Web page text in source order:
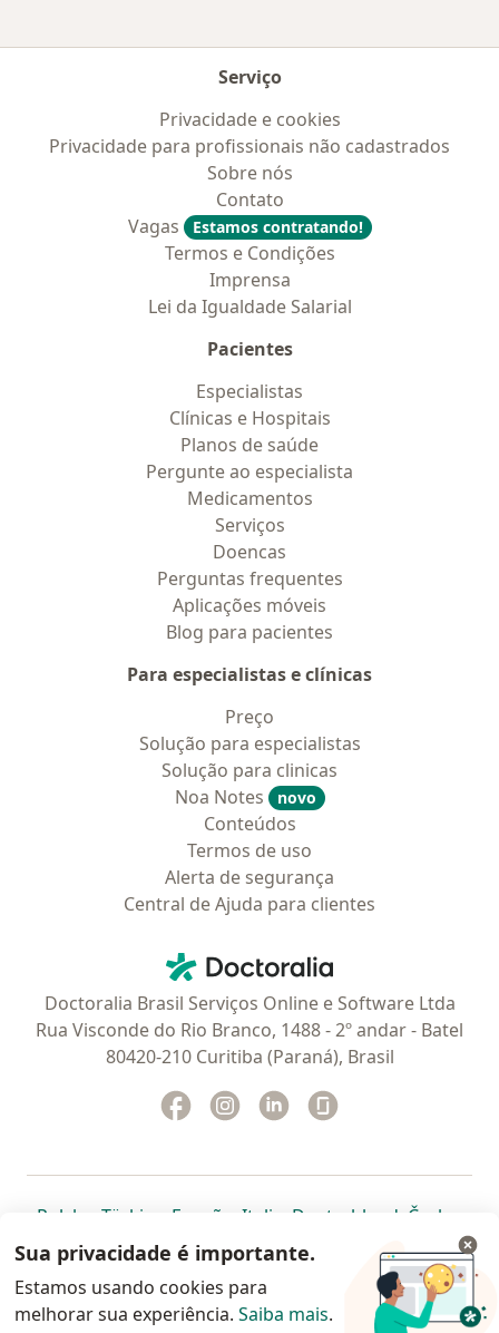
Serviço
Privacidade e cookies
Privacidade para profissionais não cadastrados
Sobre nós
Contato
Vagas
Estamos contratando!
Termos e Condições
Imprensa
Lei da Igualdade Salarial
Pacientes
Especialistas
Clínicas e Hospitais
Planos de saúde
Pergunte ao especialista
Medicamentos
Serviços
Doencas
Perguntas frequentes
Aplicações móveis
Blog para pacientes
Para especialistas e clínicas
Preço
Solução para especialistas
Solução para clinicas
Noa Notes
novo
Conteúdos
Termos de uso
Alerta de segurança
Central de Ajuda para clientes
Doctoralia - Homepage
Doctoralia Brasil Serviços Online e Software Ltda
Rua Visconde do Rio Branco, 1488 - 2º andar - Batel
80420-210 Curitiba (Paraná), Brasil
Facebook
abre num novo separador
Instagram
abre num novo separador
Linkedin
abre num novo
Polska abre num novo separador
Türkiye abre num novo separador
España abre num novo separador
Italia abre num novo
Deutschlandabre num
Česko
Portugal abre num novo separador
, México abre num novo separador
, abre num novo separador
Brasil abre num novoabre num
abre
Colombia abre num novo
www.doctoralia.com.br © 2026 - Agende agora sua
Sua privacidade é importante.
Estamos usando cookies para
melhorar sua experiência. Saiba mais.